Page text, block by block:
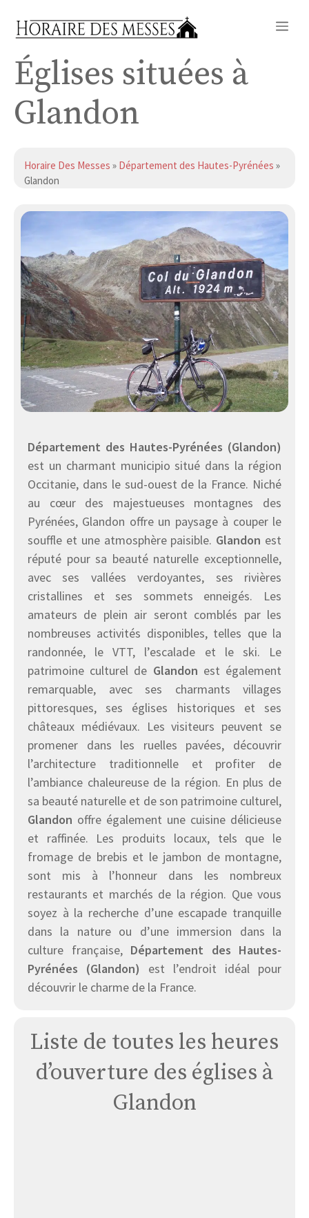
Églises situées à
Glandon
Horaire Des Messes » Département des Hautes-Pyrénées »
Glandon
Département des Hautes-Pyrénées (Glandon)
est un charmant municipio situé dans la région
Occitanie, dans le sud-ouest de la France. Niché
au cœur des majestueuses montagnes des
Pyrénées, Glandon offre un paysage à couper le
souffle et une atmosphère paisible. Glandon est
réputé pour sa beauté naturelle exceptionnelle,
avec ses vallées verdoyantes, ses rivières
cristallines et ses sommets enneigés. Les
amateurs de plein air seront comblés par les
nombreuses activités disponibles, telles que la
randonnée, le VTT, l’escalade et le ski. Le
patrimoine culturel de Glandon est également
remarquable, avec ses charmants villages
pittoresques, ses églises historiques et ses
châteaux médiévaux. Les visiteurs peuvent se
promener dans les ruelles pavées, découvrir
l’architecture traditionnelle et profiter de
l’ambiance chaleureuse de la région. En plus de
sa beauté naturelle et de son patrimoine culturel,
Glandon offre également une cuisine délicieuse
et raffinée. Les produits locaux, tels que le
fromage de brebis et le jambon de montagne,
sont mis à l’honneur dans les nombreux
restaurants et marchés de la région. Que vous
soyez à la recherche d’une escapade tranquille
dans la nature ou d’une immersion dans la
culture française, Département des Hautes-
Pyrénées (Glandon) est l’endroit idéal pour
découvrir le charme de la France.
Liste de toutes les heures
d’ouverture des églises à
Glandon